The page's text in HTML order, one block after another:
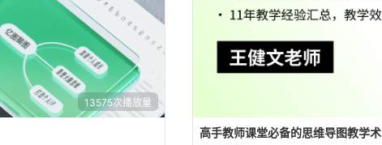
13575次播放量
高手教师课堂必备的思维导图教学术